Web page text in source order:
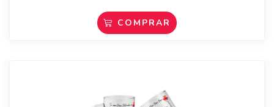
COMPRAR